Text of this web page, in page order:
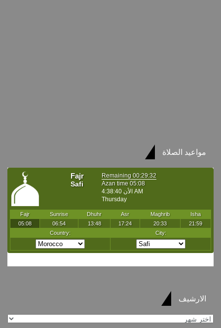
مواعيد الصلاة
الارشيف
الارشيف